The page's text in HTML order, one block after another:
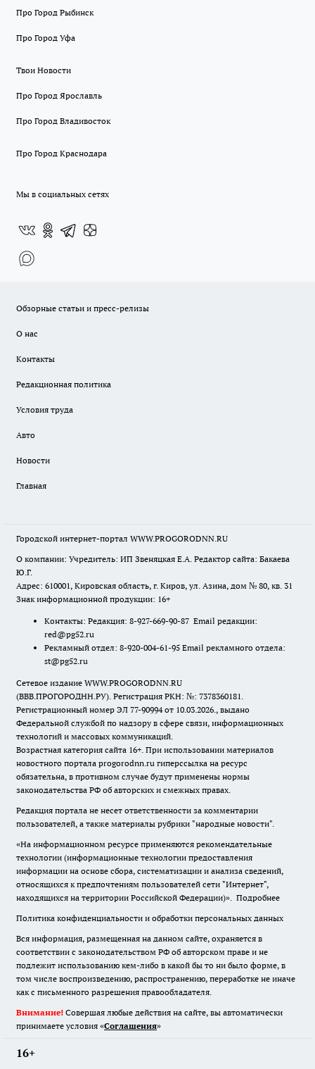
Про Город Рыбинск
Про Город Уфа
Твои Новости
Про Город Ярославль
Про Город Владивосток
Про Город Краснодара
Мы в социальных сетях
Обзорные статьи и пресс-релизы
О нас
Контакты
Редакционная политика
Условия труда
Авто
Новости
Главная
Городской интернет-портал WWW.PROGORODNN.RU
О компании: Учредитель: ИП Звеняцкая Е.А. Редактор сайта: Бакаева
Ю.Г.
Адрес: 610001, Кировская область, г. Киров, ул. Азина, дом № 80, кв. 31
Знак информационной продукции: 16+
Контакты: Редакция: 8-927-669-90-87 Email редакции:
red@pg52.ru
Рекламный отдел: 8-920-004-61-95 Email рекламного отдела:
st@pg52.ru
Сетевое издание WWW.PROGORODNN.RU
(ВВВ.ПРОГОРОДНН.РУ). Регистрация РКН: №: 7378360181.
Регистрационный номер ЭЛ 77-90994 от 10.03.2026., выдано
Федеральной службой по надзору в сфере связи, информационных
технологий и массовых коммуникаций.
Возрастная категория сайта 16+. При использовании материалов
новостного портала progorodnn.ru гиперссылка на ресурс
обязательна, в противном случае будут применены нормы
законодательства РФ об авторских и смежных правах.
Редакция портала не несет ответственности за комментарии
пользователей, а также материалы рубрики "народные новости".
«На информационном ресурсе применяются рекомендательные
технологии (информационные технологии предоставления
информации на основе сбора, систематизации и анализа сведений,
относящихся к предпочтениям пользователей сети "Интернет",
находящихся на территории Российской Федерации)». Подробнее
Политика конфиденциальности и обработки персональных данных
Вся информация, размещенная на данном сайте, охраняется в
соответствии с законодательством РФ об авторском праве и не
подлежит использованию кем-либо в какой бы то ни было форме, в
том числе воспроизведению, распространению, переработке не иначе
как с письменного разрешения правообладателя.
Внимание! Совершая любые действия на сайте, вы автоматически
принимаете условия «Cоглашения»
16+